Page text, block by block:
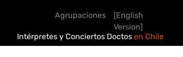
Agrupaciones
[English
Version]
Intérpretes y Conciertos Doctos en Chile